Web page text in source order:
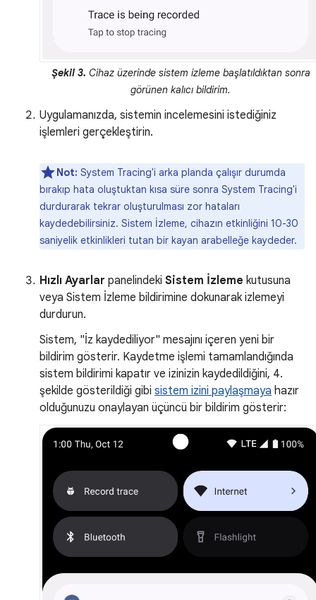
Şekil 3. Cihaz üzerinde sistem izleme başlatıldıktan sonra
görünen kalıcı bildirim.
Uygulamanızda, sistemin incelemesini istediğiniz
işlemleri gerçekleştirin.
Not: System Tracing'i arka planda çalışır durumda
bırakıp hata oluştuktan kısa süre sonra System Tracing'i
durdurarak tekrar oluşturulması zor hataları
kaydedebilirsiniz. Sistem İzleme, cihazın etkinliğini 10-30
saniyelik etkinlikleri tutan bir kayan arabelleğe kaydeder.
Hızlı Ayarlar panelindeki Sistem İzleme kutusuna
veya Sistem İzleme bildirimine dokunarak izlemeyi
durdurun.
Sistem, "İz kaydediliyor" mesajını içeren yeni bir
bildirim gösterir. Kaydetme işlemi tamamlandığında
sistem bildirimi kapatır ve izinizin kaydedildiğini, 4.
şekilde gösterildiği gibi sistem izini paylaşmaya hazır
olduğunuzu onaylayan üçüncü bir bildirim gösterir: